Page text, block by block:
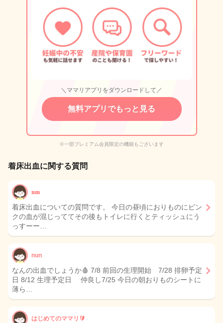
＼ママリアプリをダウンロードして／
無料アプリでもっと見る
※一部プレミアム会員限定の機能もございます
着床出血に関する質問
𝐧𝐦
着床出血についての質問です。 今日の昼頃におりものにピン
クの血が混じっててその後もトイレに行くとティッシュにう
っすーー…
nun
なんの出血でしょうか🩸 7/8 前回の生理開始 7/28 排卵予定
日 8/12 生理予定日 仲良し7/25 今日の朝おりものシートに
薄ら…
はじめてのママリ🔰